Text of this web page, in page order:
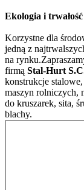
Ekologia i trwałość
Korzystne dla
jedną z
na
firmą Stal-Hurt
konstrukcje
maszyn rolniczych,
do kruszarek, sita,
blachy.